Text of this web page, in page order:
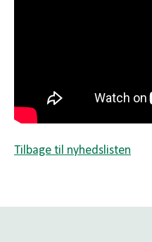
Tilbage til nyhedslisten